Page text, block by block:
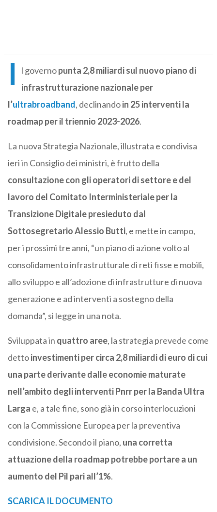
I l governopunta 2,8 miliardi sul nuovo piano di
infrastrutturazione nazionale per
l’ultrabroadband, declinandoin 25 interventi la
roadmap per il triennio 2023-2026.
La nuova Strategia Nazionale, illustrata e condivisa
ieri in Consiglio dei ministri, è frutto della
consultazione con gli operatori di settore e del
lavoro del Comitato Interministeriale per la
Transizione Digitale presieduto dal
Sottosegretario Alessio Butti, e mette in campo,
per i prossimi tre anni, “un piano di azione volto al
consolidamento infrastrutturale di reti fisse e mobili,
allo sviluppo e all’adozione di infrastrutture di nuova
generazione e ad interventi a sostegno della
domanda”, si legge in una nota.
Sviluppata in quattro aree, la strategia prevede come
dettoinvestimenti per circa 2,8 miliardi di euro di cui
una parte derivante dalle economie maturate
nell’ambito degli interventi Pnrr per la Banda Ultra
Larga e, a tale fine, sono già in corso interlocuzioni
con la Commissione Europea per la preventiva
condivisione. Secondo il piano, una corretta
attuazione della roadmap potrebbe portare a un
aumento del Pil pari all’1%.
SCARICA IL DOCUMENTO